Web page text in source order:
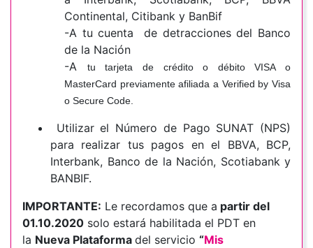
Continental, Citibank y BanBif
-A tu cuenta de detracciones del Banco
de la Nación
-A
tu tarjeta de crédito o débito VISA o
MasterCard previamente afiliada a Verified by Visa
o Secure Code.
Utilizar el Número de Pago SUNAT (NPS)
para realizar tus pagos en el BBVA, BCP,
Interbank, Banco de la Nación, Scotiabank y
BANBIF.
IMPORTANTE: Le recordamos que a partir del
01.10.2020 solo estará habilitada el PDT en
la Nueva Plataforma del servicio “Mis